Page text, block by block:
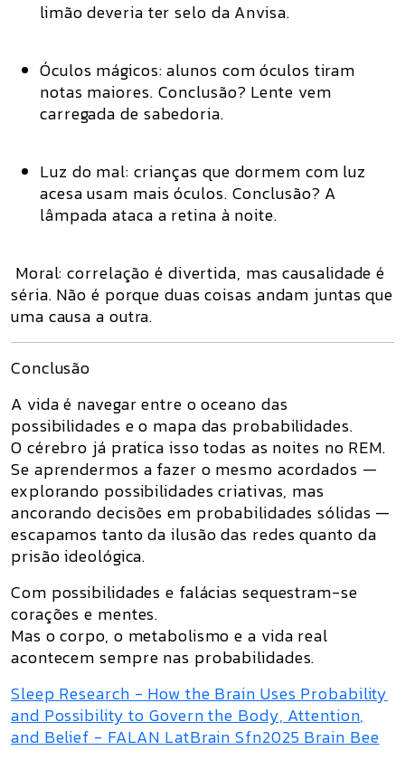
limão deveria ter selo da Anvisa.
Óculos mágicos: alunos com óculos tiram
notas maiores. Conclusão? Lente vem
carregada de sabedoria.
Luz do mal: crianças que dormem com luz
acesa usam mais óculos. Conclusão? A
lâmpada ataca a retina à noite.
Moral: correlação é divertida, mascausalidade é
séria. Não é porque duas coisas andam juntas que
uma causa a outra.
Conclusão
A vida é navegar entre o oceano das
possibilidades e o mapa das probabilidades.
O cérebro já pratica isso todas as noites no REM.
Se aprendermos a fazer o mesmo acordados —
explorando possibilidades criativas, mas
ancorando decisões em probabilidades sólidas —
escapamos tanto da ilusão das redes quanto da
prisão ideológica.
Com possibilidades e falácias sequestram-se
corações e mentes.
Mas o corpo, o metabolismo e a vida real
acontecem sempre nas probabilidades.
Sleep Research - How the Brain Uses Probability
and Possibility to Govern the Body, Attention,
and Belief - FALAN LatBrain Sfn2025 Brain Bee